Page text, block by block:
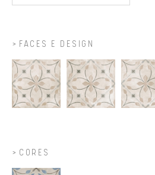
FACES E DESIGN
CORES